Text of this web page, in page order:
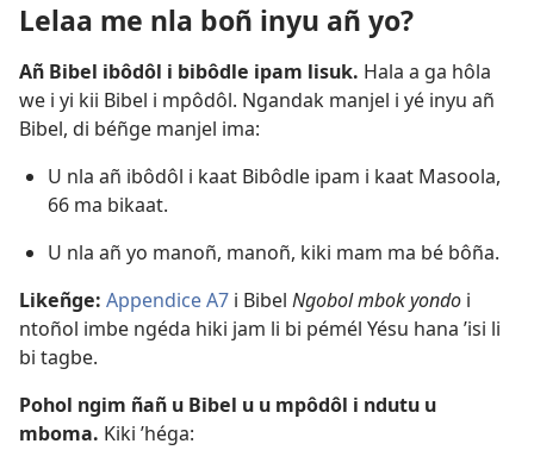
Lelaa me nla boñ inyu añ yo?
Añ Bibel ibôdôl i bibôdle ipam lisuk. Hala a ga hôla
we i yi kii Bibel i mpôdôl. Ngandak manjel i yé inyu añ
Bibel, di béñge manjel ima:
U nla añ ibôdôl i kaat Bibôdle ipam i kaat Masoola,
66 ma bikaat.
U nla añ yo manoñ, manoñ, kiki mam ma bé bôña.
Likeñge: Appendice A7 i Bibel Ngobol mbok yondo i
ntoñol imbe ngéda hiki jam li bi pémél Yésu hana ’isi li
bi tagbe.
Pohol ngim ñañ u Bibel u u mpôdôl i ndutu u
mboma. Kiki ’héga: